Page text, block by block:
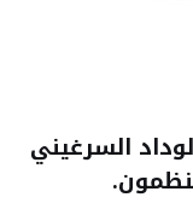
السرغيني